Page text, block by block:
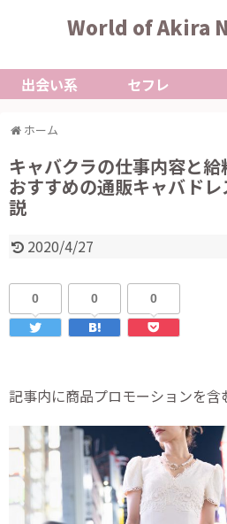
World of Akira
出会い系 セフレ
ホーム
キャバクラの仕事内容と
おすすめの通販キャバド
説
2020/4/27
0 0 0
記事内に商品プロモーションを含